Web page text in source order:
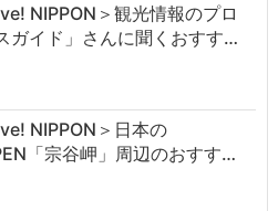
NIPPON＞観光情報のプロ
ガイド」さんに聞くおすす…
NIPPON＞日本の
「宗谷岬」周辺のおすす…